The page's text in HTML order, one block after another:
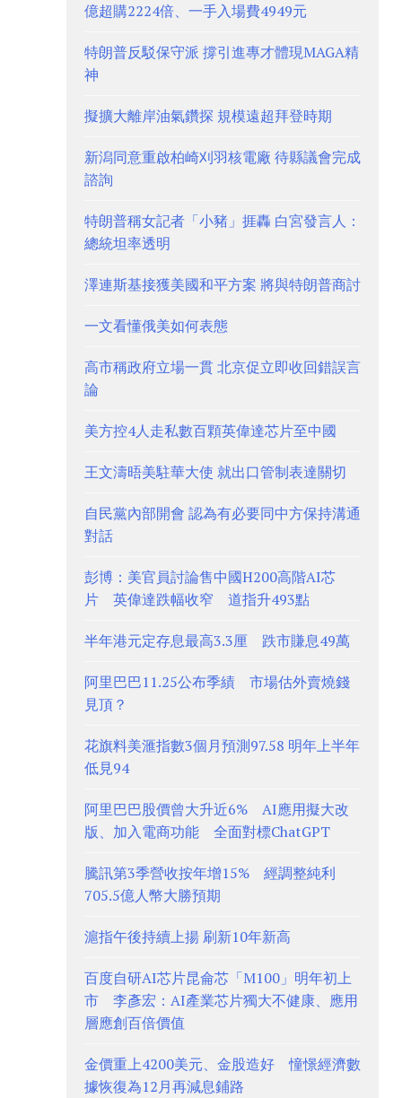
億超購2224倍、一手入場費4949元
特朗普反駁保守派 撐引進專才體現MAGA精
神
擬擴大離岸油氣鑽探 規模遠超拜登時期
新潟同意重啟柏崎刈羽核電廠 待縣議會完成
諮詢
特朗普稱女記者「小豬」捱轟 白宮發言人：
總統坦率透明
澤連斯基接獲美國和平方案 將與特朗普商討
一文看懂俄美如何表態
高市稱政府立場一貫 北京促立即收回錯誤言
論
美方控4人走私數百顆英偉達芯片至中國
王文濤晤美駐華大使 就出口管制表達關切
自民黨內部開會 認為有必要同中方保持溝通
對話
彭博：美官員討論售中國H200高階AI芯
片 英偉達跌幅收窄 道指升493點
半年港元定存息最高3.3厘 跌市賺息49萬
阿里巴巴11.25公布季績 市場估外賣燒錢
見頂？
花旗料美滙指數3個月預測97.58 明年上半年
低見94
阿里巴巴股價曾大升近6% AI應用擬大改
版、加入電商功能 全面對標ChatGPT
騰訊第3季營收按年增15% 經調整純利
705.5億人幣大勝預期
滬指午後持續上揚 刷新10年新高
百度自研AI芯片昆侖芯「M100」明年初上
市 李彥宏：AI產業芯片獨大不健康、應用
層應創百倍價值
金價重上4200美元、金股造好 憧憬經濟數
據恢復為12月再減息鋪路